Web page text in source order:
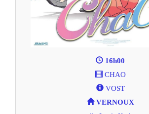
16h00
CHAO
VOST
VERNOUX